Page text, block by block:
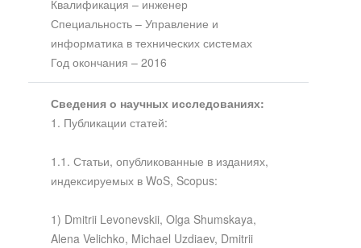
Квалификация – инженер
Специальность – Управление и
информатика в технических системах
Год окончания – 2016
Сведения о научных исследованиях:
1. Публикации статей:
1.1. Статьи, опубликованные в изданиях,
индексируемых в WoS, Scopus:
1) Dmitrii Levonevskii, Olga Shumskaya,
Alena Velichko, Michael Uzdiaev, Dmitrii